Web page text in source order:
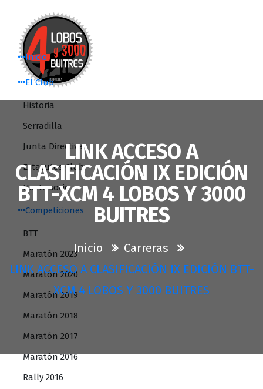
contenido
Inicio
El Club
Historia
Serradilla
Junta Directiva
Estatutos Club
Hazte socio
Competiciones
BTT
Maratón 2023
Maratón 2020
Maratón 2019
Maratón 2018
Maratón 2017
Maratón 2016
Rally 2016
LINK ACCESO A
CLASIFICACIÓN IX EDICIÓN
BTT-XCM 4 LOBOS Y 3000
BUITRES
Inicio
Carreras
LINK ACCESO A CLASIFICACIÓN IX EDICIÓN BTT-
XCM 4 LOBOS Y 3000 BUITRES